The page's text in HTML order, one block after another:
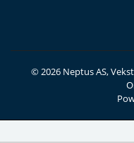
© 2026 Neptus AS,